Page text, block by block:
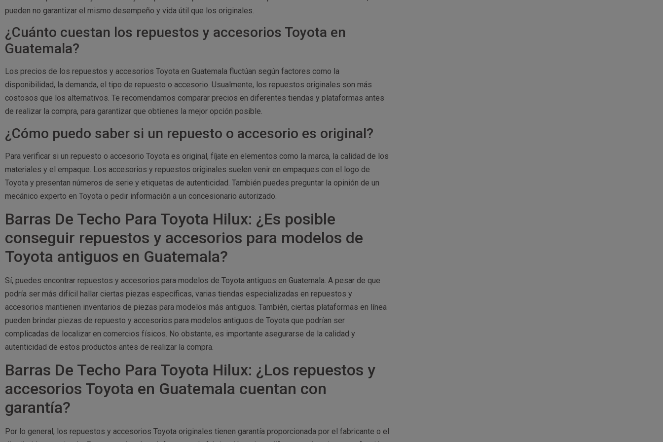
pueden no garantizar el mismo desempeño y vida útil que los originales.
¿Cuánto cuestan los repuestos y accesorios Toyota en
Guatemala?
Los precios de los repuestos y accesorios Toyota en Guatemala fluctúan según factores como la
disponibilidad, la demanda, el tipo de repuesto o accesorio. Usualmente, los repuestos originales son más
costosos que los alternativos. Te recomendamos comparar precios en diferentes tiendas y plataformas antes
de realizar la compra, para garantizar que obtienes la mejor opción posible.
¿Cómo puedo saber si un repuesto o accesorio es original?
Para verificar si un repuesto o accesorio Toyota es original, fíjate en elementos como la marca, la calidad de los
materiales y el empaque. Los accesorios y repuestos originales suelen venir en empaques con el logo de
Toyota y presentan números de serie y etiquetas de autenticidad. También puedes preguntar la opinión de un
mecánico experto en Toyota o pedir información a un concesionario autorizado.
Barras De Techo Para Toyota Hilux: ¿Es posible
conseguir repuestos y accesorios para modelos de
Toyota antiguos en Guatemala?
Sí, puedes encontrar repuestos y accesorios para modelos de Toyota antiguos en Guatemala. A pesar de que
podría ser más difícil hallar ciertas piezas específicas, varias tiendas especializadas en repuestos y
accesorios mantienen inventarios de piezas para modelos más antiguos. También, ciertas plataformas en línea
pueden brindar piezas de repuesto y accesorios para modelos antiguos de Toyota que podrían ser
complicadas de localizar en comercios físicos. No obstante, es importante asegurarse de la calidad y
autenticidad de estos productos antes de realizar la compra.
Barras De Techo Para Toyota Hilux: ¿Los repuestos y
accesorios Toyota en Guatemala cuentan con
garantía?
Por lo general, los repuestos y accesorios Toyota originales tienen garantía proporcionada por el fabricante o el